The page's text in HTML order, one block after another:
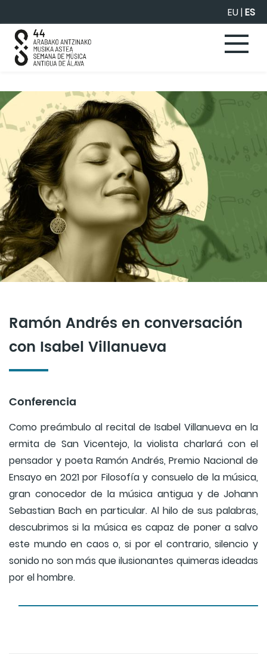
EU|ES
Ramón Andrés en conversación
con Isabel Villanueva
Conferencia
Como preámbulo al recital de Isabel Villanueva en la
ermita de San Vicentejo, la violista charlará con el
pensador y poeta Ramón Andrés, Premio Nacional de
Ensayo en 2021 por Filosofía y consuelo de la música,
gran conocedor de la música antigua y de Johann
Sebastian Bach en particular. Al hilo de sus palabras,
descubrimos si la música es capaz de poner a salvo
este mundo en caos o, si por el contrario, silencio y
sonido no son más que ilusionantes quimeras ideadas
por el hombre.